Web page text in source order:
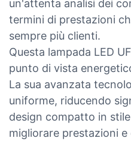
un'attenta analisi dei
termini di prestazioni
sempre più clienti.
Questa lampada LED
punto di vista
La sua avanzata
uniforme, riducendo
design compatto in
migliorare prestazioni e